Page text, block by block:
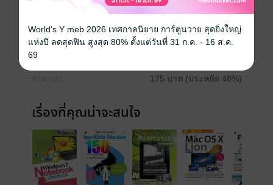
วันที่วางขาย 08 สิงหาคม 2555
ความยาว
175 บาท (ประหยัด 48%)
เรื่องที่คุณน่าจะสนใจ
World's Y meb 2026 เทศกาลนิยาย การ์ตูนวาย สุดยิ่งใหญ่
แห่งปี ลดสุดฟิน สูงสุด 80% ตั้งแต่วันที่ 31 ก.ค. - 16 ส.ค.
69